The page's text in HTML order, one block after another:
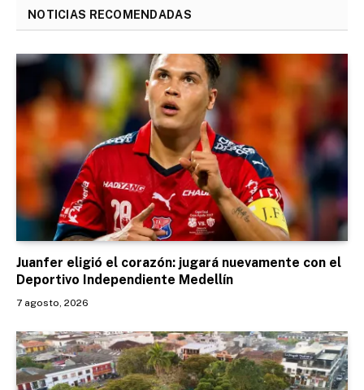
NOTICIAS RECOMENDADAS
Juanfer eligió el corazón: jugará nuevamente con el
Deportivo Independiente Medellín
7 agosto, 2026